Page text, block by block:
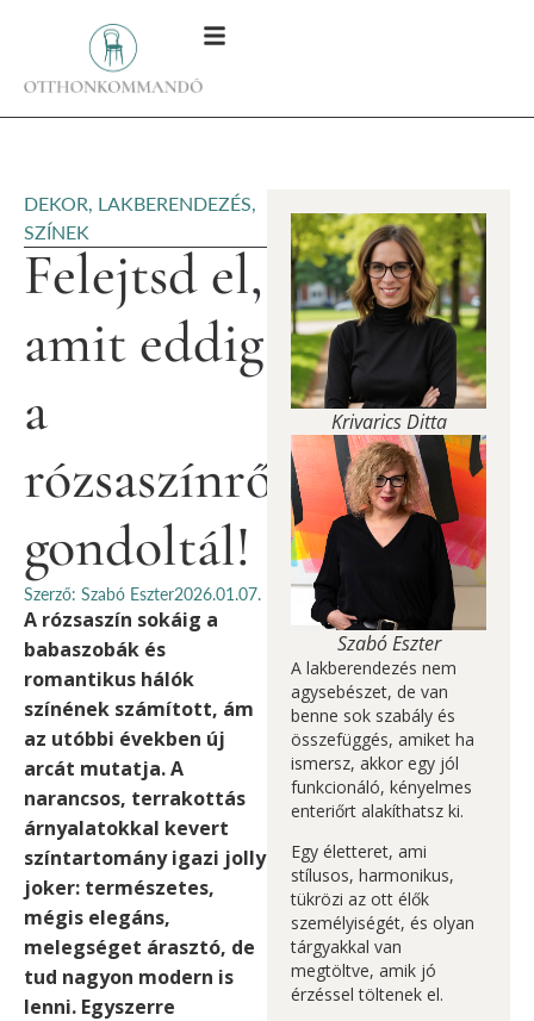
DEKOR LAKBERENDEZÉS
SZÍNEK
Felejtsd el,
amit eddig
a
rózsaszínről
gondoltál!
Szerző: Szabó Eszter2026.01.07.
A rózsaszín sokáig a
babaszobák és
romantikus hálók
színének számított, ám
az utóbbi években új
arcát mutatja. A
narancsos, terrakottás
árnyalatokkal kevert
színtartomány igazi jolly
joker: természetes,
mégis elegáns,
melegséget árasztó, de
tud nagyon modern is
lenni. Egyszerre
Krivarics Ditta
Szabó Eszter
A lakberendezés nem
agysebészet, de van
benne sok szabály és
összefüggés, amiket ha
ismersz, akkor egy jól
funkcionáló, kényelmes
enteriőrt alakíthatsz ki.
Egy életteret, ami
stílusos, harmonikus,
tükrözi az ott élők
személyiségét, és olyan
tárgyakkal van
megtöltve, amik jó
érzéssel töltenek el.